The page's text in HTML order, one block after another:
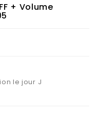
+ Volume
le jour J